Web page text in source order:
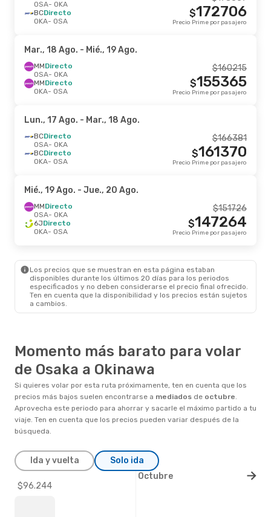
OSA- OKA
BCDirecto
OKA- OSA
172706
$
Precio Prime por pasajero
Mar., 18 Ago. - Mié., 19 Ago.
MMDirecto
OSA- OKA
MMDirecto
OKA- OSA
160215
$
155365
$
Precio Prime por pasajero
Lun., 17 Ago. - Mar., 18 Ago.
BCDirecto
OSA- OKA
BCDirecto
OKA- OSA
166381
$
161370
$
Precio Prime por pasajero
Mié., 19 Ago. - Jue., 20 Ago.
MMDirecto
OSA- OKA
6JDirecto
OKA- OSA
151726
$
147264
$
Precio Prime por pasajero
Los precios que se muestran en esta página estaban
disponibles durante los últimos 20 días para los periodos
especificados y no deben considerarse el precio final ofrecido.
Ten en cuenta que la disponibilidad y los precios están sujetos
a cambios.
Momento más barato para volar
de Osaka a Okinawa
Si quieres volar por esta ruta próximamente, ten en cuenta que los
precios más bajos suelen encontrarse a mediados de octubre.
Aprovecha este periodo para ahorrar y sacarle el máximo partido a tu
viaje. Ten en cuenta que los precios pueden variar después de la
búsqueda.
Ida y vuelta Solo ida
$96.244
Octubre